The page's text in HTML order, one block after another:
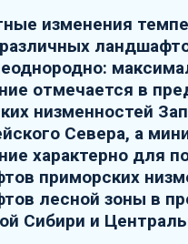
изменения
отмечается в
низменностей
Севера, а
характерно для
приморских
лесной зоны в
Сибири и